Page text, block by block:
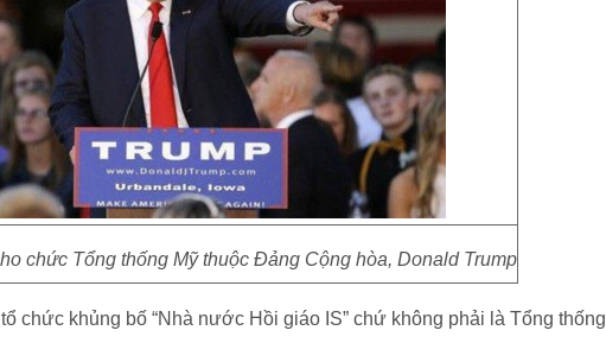
chức Tổng thống Mỹ thuộc Đảng Cộng hòa, Donald Trump
chức khủng bố “Nhà nước Hồi giáo IS” chứ không phải là Tổng thống